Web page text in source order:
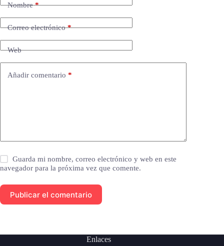
Nombre*
Correo electrónico*
Web
Añadir comentario *
Guarda mi nombre, correo electrónico y web en este
navegador para la próxima vez que comente.
Publicar el comentario
Enlaces